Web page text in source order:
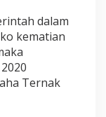
dalam
kematian
Ternak